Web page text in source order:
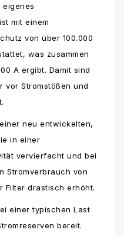
mit einem
von über 100.000
was zusammen
A ergibt. Damit sind
vor Stromstößen und
neu entwickelten,
in einer
vervierfacht und bei
Stromverbrauch von
Filter drastisch erhöht.
einer typischen Last
bereit.